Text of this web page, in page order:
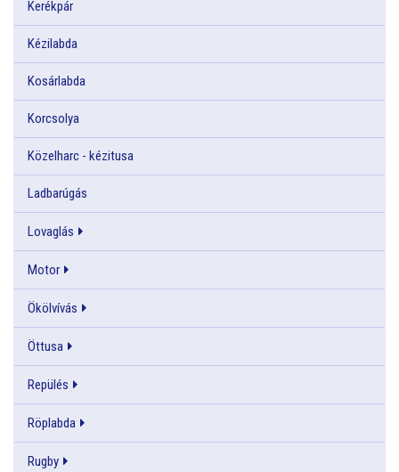
Kerékpár
Kézilabda
Kosárlabda
Korcsolya
Közelharc - kézitusa
Ladbarúgás
Lovaglás
Motor
Ökölvívás
Öttusa
Repülés
Röplabda
Rugby